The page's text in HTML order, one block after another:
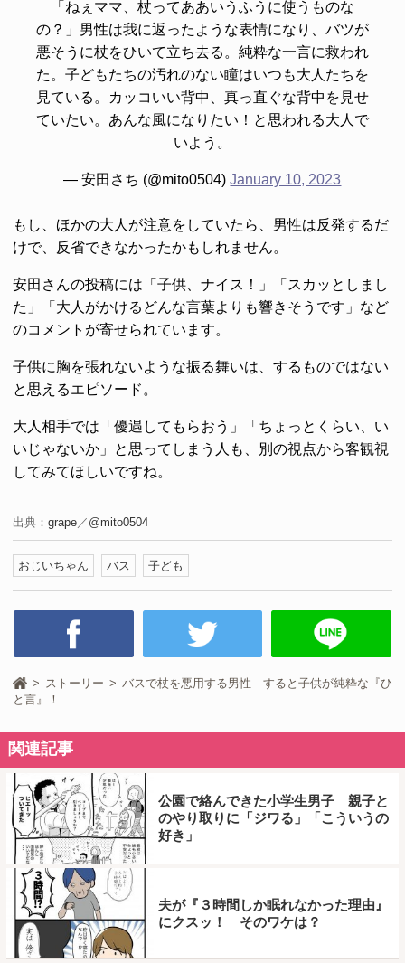
「ねぇママ、杖ってああいうふうに使うものな
の？」男性は我に返ったような表情になり、バツが
悪そうに杖をひいて立ち去る。純粋な一言に救われ
た。子どもたちの汚れのない瞳はいつも大人たちを
見ている。カッコいい背中、真っ直ぐな背中を見せ
ていたい。あんな風になりたい！と思われる大人で
いよう。
— 安田さち (@mito0504)January 10, 2023
もし、ほかの大人が注意をしていたら、男性は反発するだ
けで、反省できなかったかもしれません。
安田さんの投稿には「子供、ナイス！」「スカッとしまし
た」「大人がかけるどんな言葉よりも響きそうです」など
のコメントが寄せられています。
子供に胸を張れないような振る舞いは、するものではない
と思えるエピソード。
大人相手では「優遇してもらおう」「ちょっとくらい、い
いじゃないか」と思ってしまう人も、別の視点から客観視
してみてほしいですね。
出典： grape／ @mito0504
おじいちゃん バス 子ども
ストーリー
バスで杖を悪用する男性 すると子供が純粋な『ひ
と言』！
関連記事
公園で絡んできた小学生男子 親子と
のやり取りに「ジワる」「こういうの
好き」
夫が『３時間しか眠れなかった理由』
にクスッ！ そのワケは？